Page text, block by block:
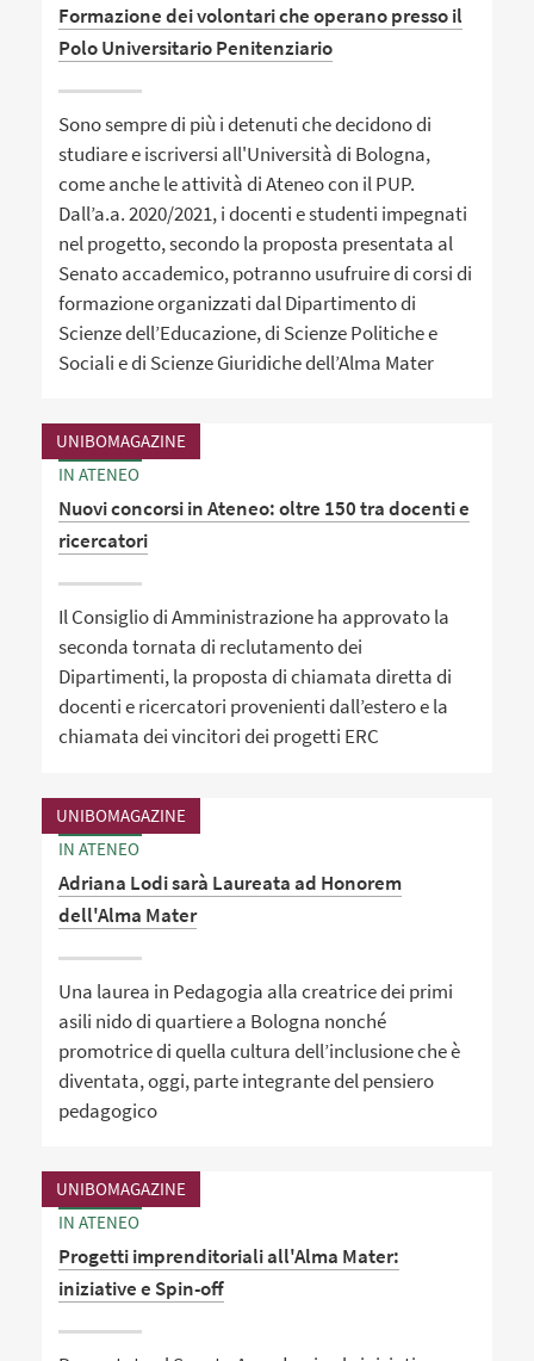
Formazione dei volontari che operano presso il
Polo Universitario Penitenziario
Sono sempre di più i detenuti che decidono di
studiare e iscriversi all'Università di Bologna,
come anche le attività di Ateneo con il PUP.
Dall’a.a. 2020/2021, i docenti e studenti impegnati
nel progetto, secondo la proposta presentata al
Senato accademico, potranno usufruire di corsi di
formazione organizzati dal Dipartimento di
Scienze dell’Educazione, di Scienze Politiche e
Sociali e di Scienze Giuridiche dell’Alma Mater
UNIBOMAGAZINE
IN ATENEO
Nuovi concorsi in Ateneo: oltre 150 tra docenti e
ricercatori
Il Consiglio di Amministrazione ha approvato la
seconda tornata di reclutamento dei
Dipartimenti, la proposta di chiamata diretta di
docenti e ricercatori provenienti dall’estero e la
chiamata dei vincitori dei progetti ERC
UNIBOMAGAZINE
IN ATENEO
Adriana Lodi sarà Laureata ad Honorem
dell'Alma Mater
Una laurea in Pedagogia alla creatrice dei primi
asili nido di quartiere a Bologna nonché
promotrice di quella cultura dell’inclusione che è
diventata, oggi, parte integrante del pensiero
pedagogico
UNIBOMAGAZINE
IN ATENEO
Progetti imprenditoriali all'Alma Mater:
iniziative e Spin-off